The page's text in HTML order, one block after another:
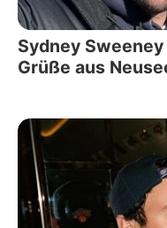
Sydney
Grüße aus